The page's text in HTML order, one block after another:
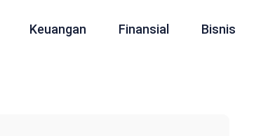
Keuangan Finansial Bisnis